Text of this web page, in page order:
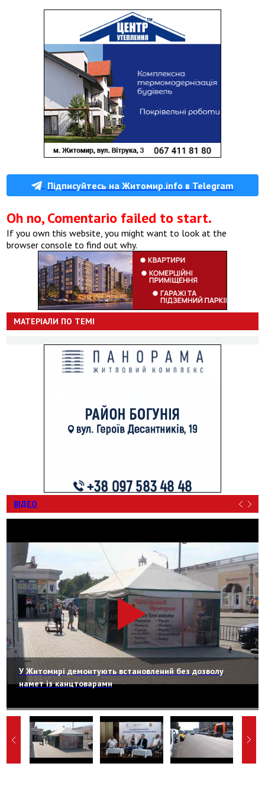
Підписуйтесь на Житомир.info в Telegram
Oh no, Comentario failed to start.
If you own this website, you might want to look at the
browser console to find out why.
МАТЕРІАЛИ ПО ТЕМІ
ВІДЕО
У Житомирі демонтують встановлений без дозволу
намет із канцтоварами